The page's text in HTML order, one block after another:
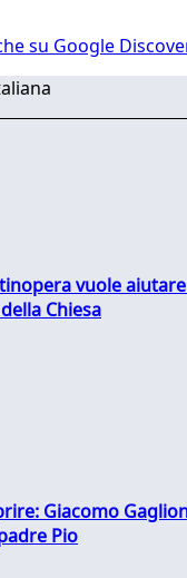
su Google
vuole
Chiesa
Giacomo
Pio